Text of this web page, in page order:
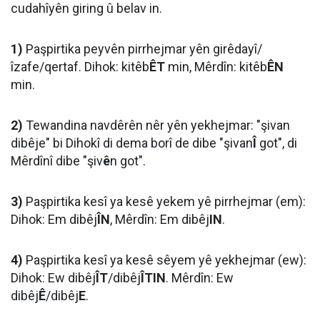
cudahîyên giring û belav in.
1) Paşpirtika peyvên pirrhejmar yên girêdayî/
îzafe/qertaf. Dihok: kitêbÊT min, Mêrdîn: kitêbÊN
min.
2) Tewandina navdêrên nêr yên yekhejmar: "şivan
dibêje" bi Dihokî di dema borî de dibe "şivanÎ got", di
Mêrdînî dibe "şivên got".
3) Paşpirtika kesî ya kesê yekem yê pirrhejmar (em):
Dihok: Em dibêjÎN, Mêrdîn: Em dibêjIN.
4) Paşpirtika kesî ya kesê sêyem yê yekhejmar (ew):
Dihok: Ew dibêjÎT/dibêjÎTIN. Mêrdîn: Ew
dibêjÊ/dibêjE.